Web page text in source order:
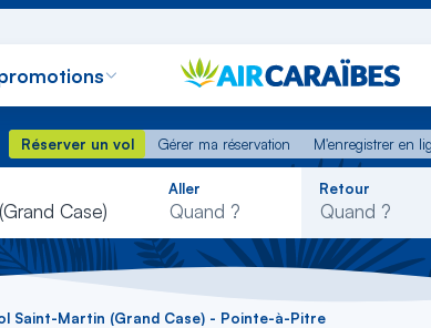
Réserver un vol Gérer ma réservation M'enregistrer en
Réserver un vol
Gérer ma réservation M'enregistrer en
Case)
Rechercher
dans
liste
Aller Retour
Saint-Martin (Grand Case) - Pointe-à-Pitre